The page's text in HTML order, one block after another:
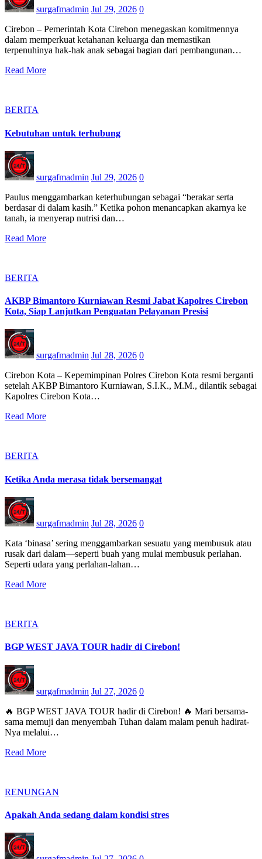
surgafmadmin Jul 29, 2026 0
Cirebon – Pemerintah Kota Cirebon menegaskan komitmennya
dalam memperkuat ketahanan keluarga dan memastikan
terpenuhinya hak-hak anak sebagai bagian dari pembangunan…
Read More
BERITA
Kebutuhan untuk terhubung
surgafmadmin Jul 29, 2026 0
Paulus menggambarkan keterhubungan sebagai “berakar serta
berdasar di dalam kasih.” Ketika pohon menancapkan akarnya ke
tanah, ia menyerap nutrisi dan…
Read More
BERITA
AKBP Bimantoro Kurniawan Resmi Jabat Kapolres Cirebon
Kota, Siap Lanjutkan Penguatan Pelayanan Presisi
surgafmadmin Jul 28, 2026 0
Cirebon Kota – Kepemimpinan Polres Cirebon Kota resmi berganti
setelah AKBP Bimantoro Kurniawan, S.I.K., M.M., dilantik sebagai
Kapolres Cirebon Kota…
Read More
BERITA
Ketika Anda merasa tidak bersemangat
surgafmadmin Jul 28, 2026 0
Kata ‘binasa’ sering menggambarkan sesuatu yang membusuk atau
rusak dari dalam—seperti buah yang mulai membusuk perlahan.
Seperti udara yang perlahan-lahan…
Read More
BERITA
BGP WEST JAVA TOUR hadir di Cirebon!
surgafmadmin Jul 27, 2026 0
🔥 BGP WEST JAVA TOUR hadir di Cirebon! 🔥 Mari bersama-
sama memuji dan menyembah Tuhan dalam malam penuh hadirat-
Nya melalui…
Read More
RENUNGAN
Apakah Anda sedang dalam kondisi stres